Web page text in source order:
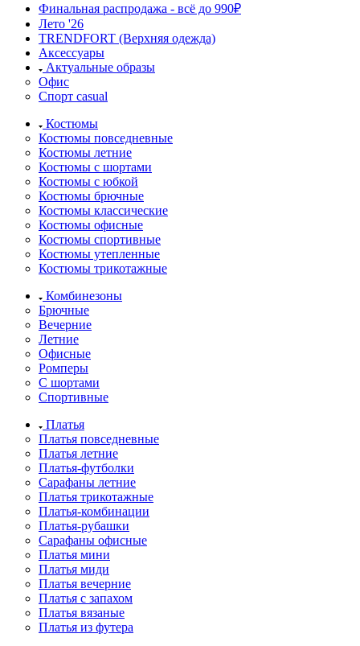
Финальная распродажа - всё до 990₽
Лето '26
TRENDFORT (Верхняя одежда)
Аксессуары
Актуальные образы
Офис
Спорт casual
Костюмы
Костюмы повседневные
Костюмы летние
Костюмы с шортами
Костюмы с юбкой
Костюмы брючные
Костюмы классические
Костюмы офисные
Костюмы спортивные
Костюмы утепленные
Костюмы трикотажные
Комбинезоны
Брючные
Вечерние
Летние
Офисные
Ромперы
С шортами
Спортивные
Платья
Платья повседневные
Платья летние
Платья-футболки
Сарафаны летние
Платья трикотажные
Платья-комбинации
Платья-рубашки
Сарафаны офисные
Платья мини
Платья миди
Платья вечерние
Платья с запахом
Платья вязаные
Платья из футера